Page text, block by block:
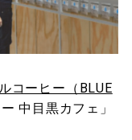
コーヒー（BLUE
中目黒カフェ」